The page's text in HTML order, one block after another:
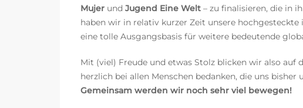
Mujer und Jugend Eine Welt – zu finalisieren, die in
haben wir in relativ kurzer Zeit unsere
eine tolle Ausgangsbasis für weitere bedeutende
Mit (viel) Freude und etwas Stolz blicken wir also auf
herzlich bei allen Menschen bedanken, die uns
Gemeinsam werden wir noch sehr viel bewegen!